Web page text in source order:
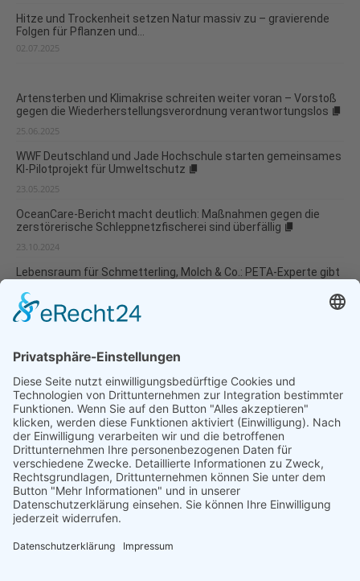
Hitze und Trockenheit setzen Natur massiv zu – gravierende
Folgen für Pflanzen und...
02.07.2025
Artensterben und Klimakrise schreiten weiter voran – Vorstoß
gegen die Wiederherstellungsverordnung verantwortungslos
25.06.2025
WWF Deutschland und Jade Hochschule starten gemeinsames
KI-Pilotprojekt für Umweltschutz
23.05.2025
OceanCare-Bericht macht deutlich: Maßnahmen gegen die
zerstörerische Schleppnetzfischerei sind überfällig
23.10.2024
Lebensraum für Schmetterling, Molch & Co.: PETA-Experte gibt
30.04.2024